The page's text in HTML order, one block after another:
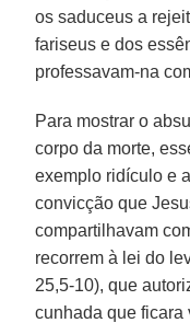
os saduceus a
fariseus e dos
professavam-na
Para mostrar o
corpo da morte,
exemplo ridículo e
convicção que
compartilhavam
recorrem à lei do
25,5-10), que
cunhada que ficara